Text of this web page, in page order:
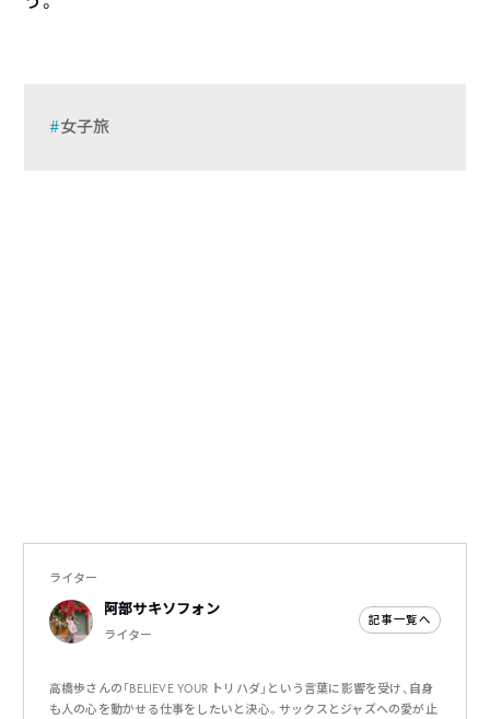
女子旅
ライター
阿部サキソフォン
ライター
記事一覧へ
高橋歩さんの「BELIEVE YOUR トリハダ」という言葉に影響を受け、自身
も人の心を動かせる仕事をしたいと決心。サックスとジャズへの愛が止